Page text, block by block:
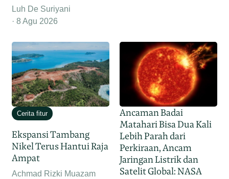
Luh De Suriyani
8 Agu 2026
Cerita fitur
Ekspansi Tambang
Nikel Terus Hantui Raja
Ampat
Achmad Rizki Muazam
Ancaman Badai
Matahari Bisa Dua Kali
Lebih Parah dari
Perkiraan, Ancam
Jaringan Listrik dan
Satelit Global: NASA